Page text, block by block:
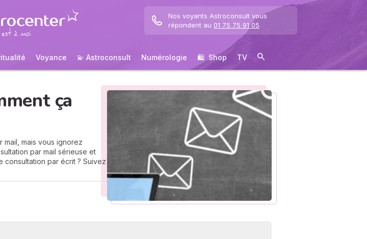
Nos voyants Astroconsult vous
répondent au 01 75 75 91 05
Voyance 💫 Astroconsult Numérologie 🛍 ️ Shop TV
ça
mais vous ignorez
par mail sérieuse et
consultation par écrit ? Suivez